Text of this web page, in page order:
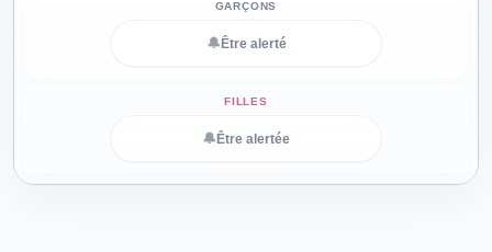
🔔 Être alerté
🔔 Être alertée